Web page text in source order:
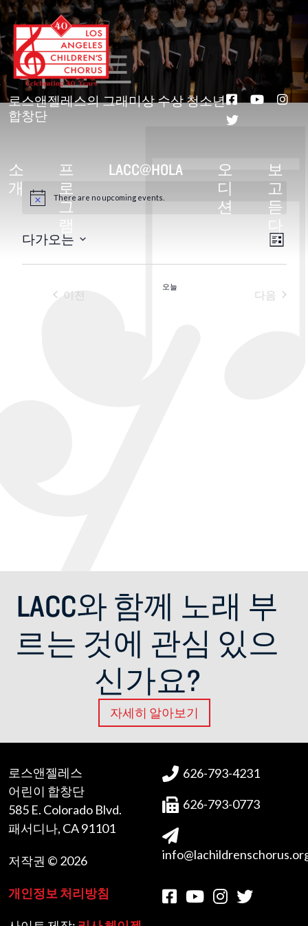
본
문
으
로
너
뛰
기
로스앤젤레스의 그래미상 수상 청소년
합창단
소
개
프
로
그
램
LACC@HOLA
오
디
션
보
고
듣
다
이벤트
공
항
There are no upcoming events.
보
이
벤
트
목
다가오는
이전
오늘
다음
LACC와 함께 노래 부
르는 것에 관심 있으
신가요?
자세히 알아보기
로스앤젤레스
어린이 합창단
585 E. Colorado Blvd.
패서디나, CA 91101
저작권 © 2026
개인정보 처리방침
626-793-4231
626-793-0773